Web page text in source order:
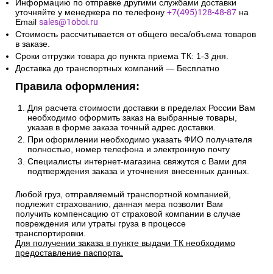
Информацию по отправке другими службами доставки
уточняйте у менеджера по телефону +7(495)128-48-87 на
Email sales@1oboi.ru
Стоимость рассчитывается от общего веса/объема товаров
в заказе.
Сроки отгрузки товара до пункта приема ТК: 1-3 дня.
Доставка до транспортных компаний — Бесплатно
Правила оформления:
Для расчета стоимости доставки в пределах России Вам
необходимо оформить заказ на выбранные товары,
указав в форме заказа точный адрес доставки.
При оформлении необходимо указать ФИО получателя
полностью, номер телефона и электронную почту
Специалисты интернет-магазина свяжутся с Вами для
подтверждения заказа и уточнения внесенных данных.
Любой груз, отправляемый транспортной компанией,
подлежит страхованию, данная мера позволит Вам
получить компенсацию от страховой компании в случае
повреждения или утраты груза в процессе
транспортировки.
Для получении заказа в пункте выдачи ТК необходимо
предоставление паспорта.